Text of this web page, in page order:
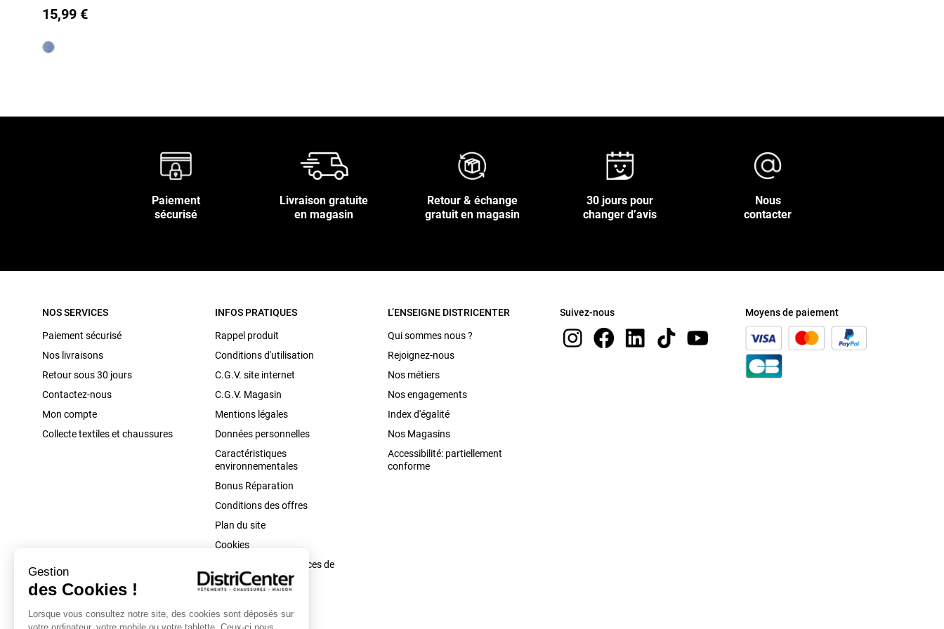
Gestion
des Cookies !
Lorsque vous consultez notre site, des cookies sont déposés sur
votre ordinateur, votre mobile ou votre tablette. Ceux-ci nous
15,99 €
Paiement
sécurisé
Livraison gratuite
en magasin
Retour & échange
gratuit en magasin
30 jours pour
changer d’avis
Nous
contacter
NOS SERVICES
Paiement sécurisé
Nos livraisons
Retour sous 30 jours
Contactez-nous
Mon compte
Collecte textiles et chaussures
INFOS PRATIQUES
Rappel produit
Conditions d'utilisation
C.G.V. site internet
C.G.V. Magasin
Mentions légales
Données personnelles
Caractéristiques
environnementales
Bonus Réparation
Conditions des offres
Plan du site
Cookies
Modifier vos préférences de
cookies
L’ENSEIGNE DISTRICENTER
Qui sommes nous ?
Rejoignez-nous
Nos métiers
Nos engagements
Index d'égalité
Nos Magasins
Accessibilité: partiellement
conforme
Suivez-nous Moyens de paiement